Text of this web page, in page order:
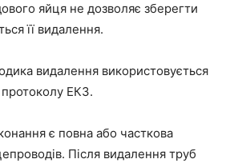
яйця не дозволяє зберегти
її видалення.
видалення використовується
протоколу ЕКЗ.
є повна або часткова
Після видалення труб